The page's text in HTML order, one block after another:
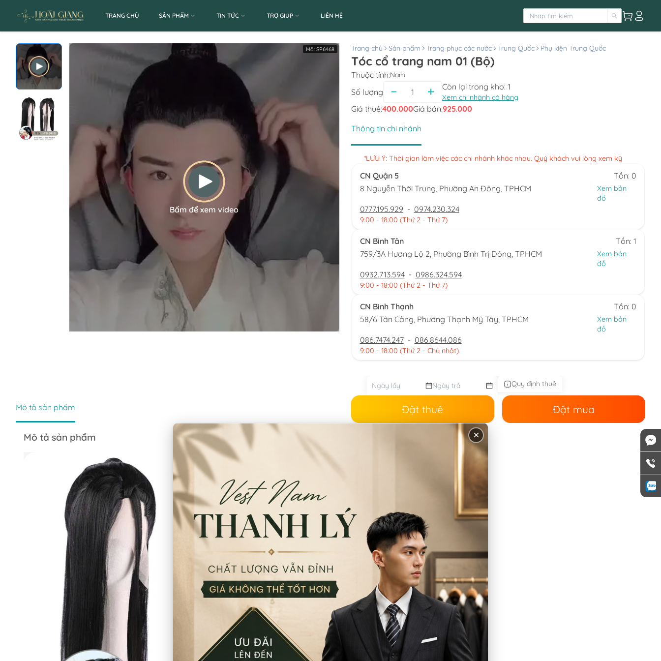
TRANG CHỦ SẢN PHẨM TIN TỨC TRỢ GIÚP LIÊN HỆ
Mã: SP6468
Bấm để xem video
Mô tả sản phẩm
Mô tả sản phẩm
Trang chủ Sản phẩm Trang phục các nước Trung Quốc Phụ kiện Trung Quốc
Tóc cổ trang nam 01 (Bộ)
Thuộc tính:Nam
Số lượng
Còn lại trong kho: 1
Xem chi nhánh có hàng
Giá thuê:400.000Giá bán:925.000
Thông tin chi nhánh
*LƯU Ý: Thời gian làm việc các chi nhánh khác nhau. Quý khách vui lòng xem kỹ
CN Quận 5
Tồn: 0
8 Nguyễn Thời Trung, Phường An Đông, TPHCM
Xem bản
đồ
0777.195.929 - 0974.230.324
9:00 - 18:00 (Thứ 2 - Thứ 7)
CN Bình Tân
Tồn: 1
759/3A Hương Lộ 2, Phường Bình Trị Đông, TPHCM
Xem bản
đồ
0932.713.594 - 0986.324.594
9:00 - 18:00 (Thứ 2 - Thứ 7)
CN Bình Thạnh
Tồn: 0
58/6 Tân Cảng, Phường Thạnh Mỹ Tây, TPHCM
Xem bản
đồ
086.7474.247 - 086.8644.086
9:00 - 18:00 (Thứ 2 - Chủ nhật)
Quy định thuê
Đặt thuê Đặt mua
×